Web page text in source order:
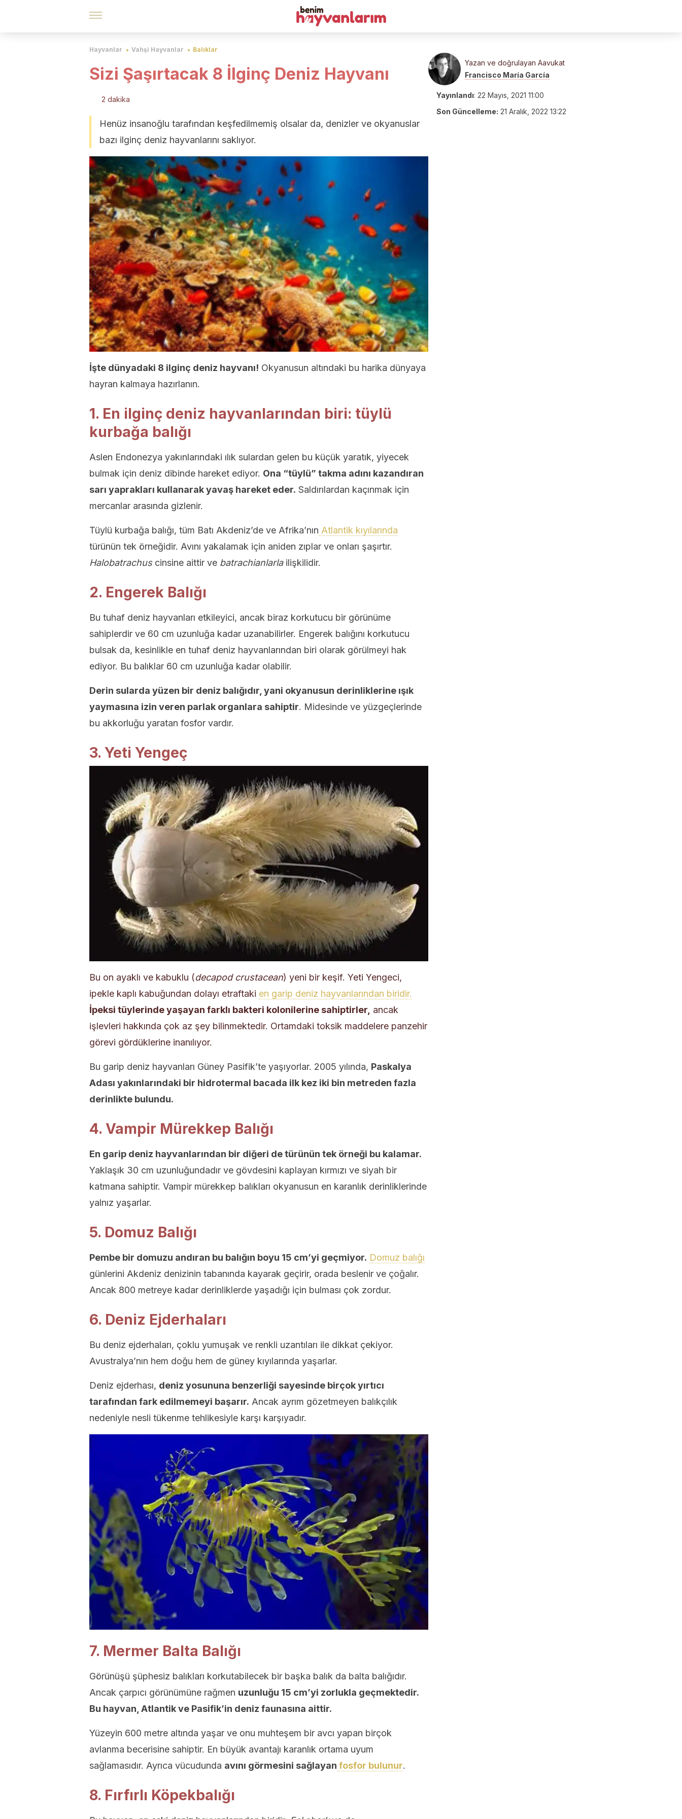
Hayvanlar Vahşi Hayvanlar Balıklar
Sizi Şaşırtacak 8 İlginç Deniz Hayvanı
2 dakika
Henüz insanoğlu tarafından keşfedilmemiş olsalar da, denizler ve okyanuslar
bazı ilginç deniz hayvanlarını saklıyor.
İşte dünyadaki 8 ilginç deniz hayvanı! Okyanusun altındaki bu harika dünyaya
hayran kalmaya hazırlanın.
1. En ilginç deniz hayvanlarından biri: tüylü
kurbağa balığı
Aslen Endonezya yakınlarındaki ılık sulardan gelen bu küçük yaratık, yiyecek
bulmak için deniz dibinde hareket ediyor. Ona “tüylü” takma adını kazandıran
sarı yaprakları kullanarak yavaş hareket eder. Saldırılardan kaçınmak için
mercanlar arasında gizlenir.
Tüylü kurbağa balığı, tüm Batı Akdeniz’de ve Afrika’nın Atlantik kıyılarında
türünün tek örneğidir. Avını yakalamak için aniden zıplar ve onları şaşırtır.
Halobatrachuscinsine aittir ve batrachianlarlailişkilidir.
2. Engerek Balığı
Bu tuhaf deniz hayvanları etkileyici, ancak biraz korkutucu bir görünüme
sahiplerdir ve 60 cm uzunluğa kadar uzanabilirler. Engerek balığını korkutucu
bulsak da, kesinlikle en tuhaf deniz hayvanlarından biri olarak görülmeyi hak
ediyor. Bu balıklar 60 cm uzunluğa kadar olabilir.
Derin sularda yüzen bir deniz balığıdır, yani okyanusun derinliklerine ışık
yaymasına izin veren parlak organlara sahiptir. Midesinde ve yüzgeçlerinde
bu akkorluğu yaratan fosfor vardır.
3. Yeti Yengeç
Bu on ayaklı ve kabuklu (decapod crustacean) yeni bir keşif. Yeti Yengeci,
ipekle kaplı kabuğundan dolayı etraftaki en garip deniz hayvanlarından biridir.
İpeksi tüylerinde yaşayan farklı bakteri kolonilerine sahiptirler, ancak
işlevleri hakkında çok az şey bilinmektedir. Ortamdaki toksik maddelere panzehir
görevi gördüklerine inanılıyor.
Bu garip deniz hayvanları Güney Pasifik’te yaşıyorlar. 2005 yılında, Paskalya
Adası yakınlarındaki bir hidrotermal bacada ilk kez iki bin metreden fazla
derinlikte bulundu.
4. Vampir Mürekkep Balığı
En garip deniz hayvanlarından bir diğeri de türünün tek örneği bu kalamar.
Yaklaşık 30 cm uzunluğundadır ve gövdesini kaplayan kırmızı ve siyah bir
katmana sahiptir. Vampir mürekkep balıkları okyanusun en karanlık derinliklerinde
yalnız yaşarlar.
5. Domuz Balığı
Pembe bir domuzu andıran bu balığın boyu 15 cm’yi geçmiyor. Domuz balığı
günlerini Akdeniz denizinin tabanında kayarak geçirir, orada beslenir ve çoğalır.
Ancak 800 metreye kadar derinliklerde yaşadığı için bulması çok zordur.
6. Deniz Ejderhaları
Bu deniz ejderhaları, çoklu yumuşak ve renkli uzantıları ile dikkat çekiyor.
Avustralya’nın hem doğu hem de güney kıyılarında yaşarlar.
Deniz ejderhası, deniz yosununa benzerliği sayesinde birçok yırtıcı
tarafından fark edilmemeyi başarır. Ancak ayrım gözetmeyen balıkçılık
nedeniyle nesli tükenme tehlikesiyle karşı karşıyadır.
7. Mermer Balta Balığı
Görünüşü şüphesiz balıkları korkutabilecek bir başka balık da balta balığıdır.
Ancak çarpıcı görünümüne rağmen uzunluğu 15 cm’yi zorlukla geçmektedir.
Bu hayvan, Atlantik ve Pasifik’in deniz faunasına aittir.
Yüzeyin 600 metre altında yaşar ve onu muhteşem bir avcı yapan birçok
avlanma becerisine sahiptir. En büyük avantajı karanlık ortama uyum
sağlamasıdır. Ayrıca vücudunda avını görmesini sağlayan fosfor bulunur.
8. Fırfırlı Köpekbalığı
Yazan ve doğrulayan Aavukat
Francisco María García
Yayınlandı: 22 Mayıs, 2021 11:00
Son Güncelleme: 21 Aralık, 2022 13:22